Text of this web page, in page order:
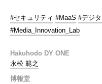
#セキュリティ #MaaS #デジ
#Media_Innovation_Lab
Hakuhodo DY ONE
永松 範之
博報堂